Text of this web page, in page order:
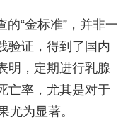
“金标准”，并非一
验证，得到了国内
明，定期进行乳腺
亡率，尤其是对于
尤为显著。